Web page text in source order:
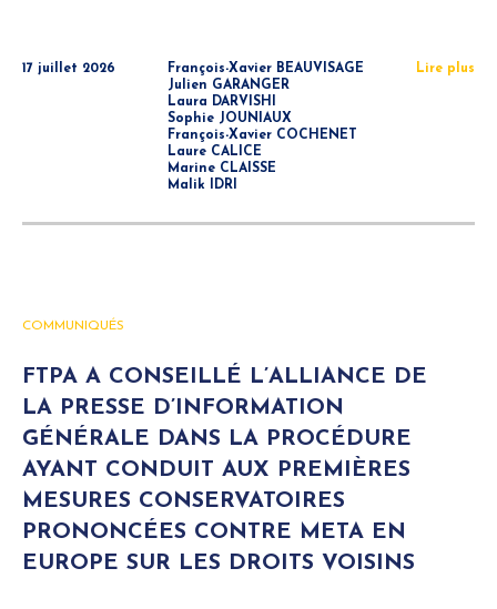
17 juillet 2026
François-Xavier BEAUVISAGE
Julien GARANGER
Laura DARVISHI
Sophie JOUNIAUX
François-Xavier COCHENET
Laure CALICE
Marine CLAISSE
Malik IDRI
Lire plus
COMMUNIQUÉS
FTPA A CONSEILLÉ L’ALLIANCE DE
LA PRESSE D’INFORMATION
GÉNÉRALE DANS LA PROCÉDURE
AYANT CONDUIT AUX PREMIÈRES
MESURES CONSERVATOIRES
PRONONCÉES CONTRE META EN
EUROPE SUR LES DROITS VOISINS